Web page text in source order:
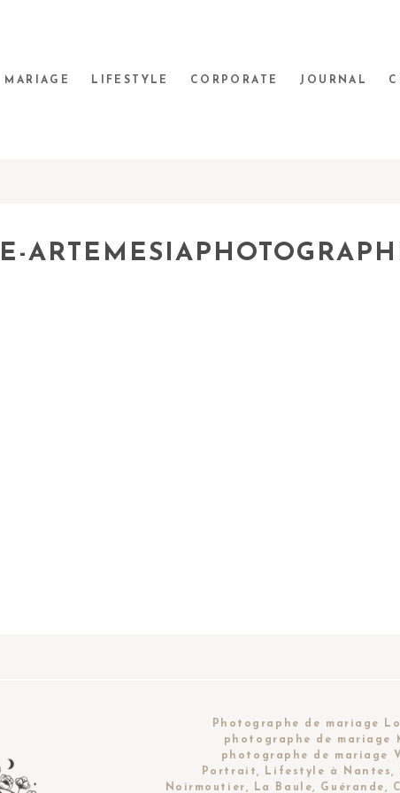
MARIAGE LIFESTYLE CORPORATE JOURNAL
Photographe de mariage
photographe de mariage
photographe de mariage
Portrait, Lifestyle à Nantes,
Noirmoutier, La Baule, Guérande,